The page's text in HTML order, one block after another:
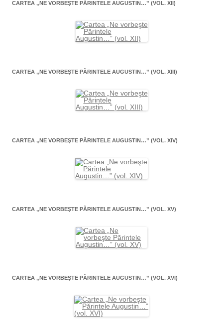
CARTEA „NE VORBEŞTE PĂRINTELE AUGUSTIN…” (VOL. XII)
CARTEA „NE VORBEŞTE PĂRINTELE AUGUSTIN…” (VOL. XIII)
CARTEA „NE VORBEŞTE PĂRINTELE AUGUSTIN…” (VOL. XIV)
CARTEA „NE VORBEŞTE PĂRINTELE AUGUSTIN…” (VOL. XV)
CARTEA „NE VORBEŞTE PĂRINTELE AUGUSTIN…” (VOL. XVI)